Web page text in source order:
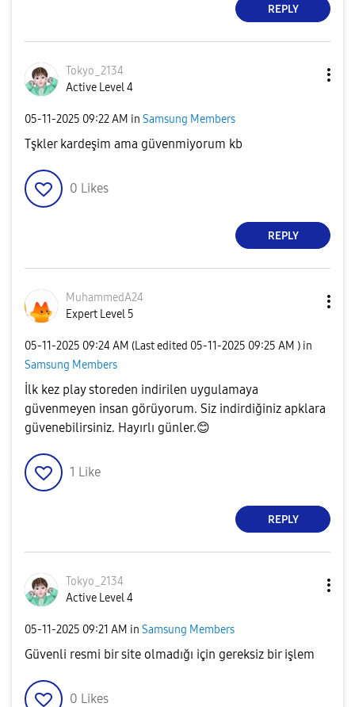
REPLY
Tokyo_2134
Active Level 4
‎05-11-2025 09:22 AM in Samsung Members
Tşkler kardeşim ama güvenmiyorum kb
0 Likes
REPLY
MuhammedA24
Expert Level 5
‎05-11-2025 09:24 AM (Last edited ‎05-11-2025 09:25 AM ) in
Samsung Members
İlk kez play storeden indirilen uygulamaya
güvenmeyen insan görüyorum. Siz indirdiğiniz apklara
güvenebilirsiniz. Hayırlı günler.😊
1 Like
REPLY
Tokyo_2134
Active Level 4
‎05-11-2025 09:21 AM in Samsung Members
Güvenli resmi bir site olmadığı için gereksiz bir işlem
0 Likes